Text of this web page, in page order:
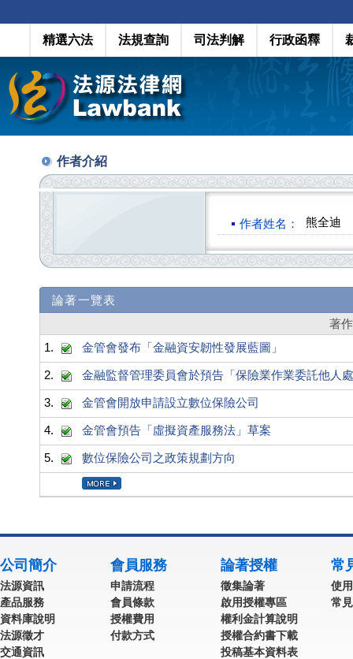
精選六法 法規查詢 司法判解 行政函釋
作者介紹
作者姓名： 熊全迪
論著一覽表
著
1.
金管會發布「金融資安韌性發展藍圖」
2. 金融監督管理委員會於預告「保險業作業委託他人
3. 金管會開放申請設立數位保險公司
4. 金管會預告「虛擬資產服務法」草案
5. 數位保險公司之政策規劃方向
公司簡介
法源資訊
產品服務
資料庫說明
法源徵才
交通資訊
會員服務
申請流程
會員條款
授權費用
付款方式
論著授權
徵集論著
啟用授權專區
權利金計算說明
授權合約書下載
投稿基本資料表
常
使
常